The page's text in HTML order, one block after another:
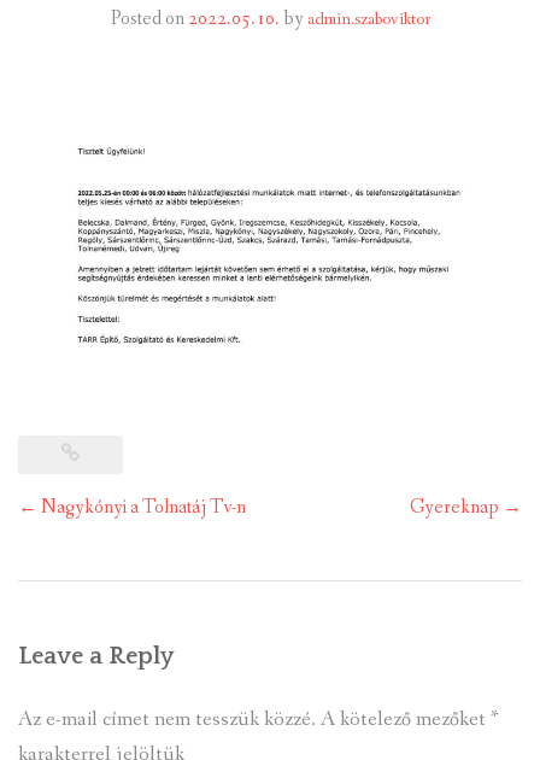
KAPCSOLAT
LETÖLTHETŐ NYOMTATVÁNYOK
VÁLASZTÁS 2026
VAGYONNYILATKOZATA – 2026. ÉV
Posted on2022.05.10.by admin.szaboviktor
Post
← Nagykónyi a Tolnatáj Tv-n Gyereknap →
Leave a Reply
Az e-mail címet nem tesszük közzé. A kötelező mezőket *
karakterrel jelöltük